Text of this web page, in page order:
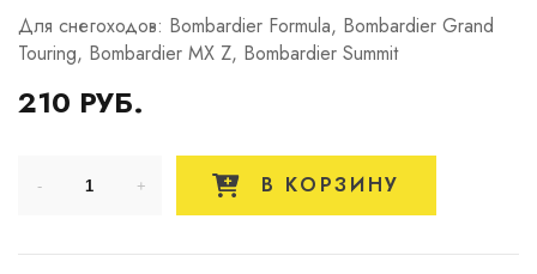
Для снегоходов: Bombardier Formula, Bombardier Grand
Touring, Bombardier MX Z, Bombardier Summit
210 РУБ.
В КОРЗИНУ